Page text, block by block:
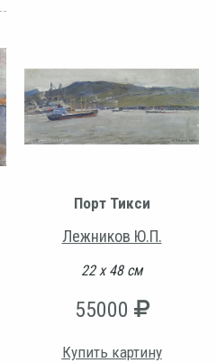
Порт Тикси
Лежников Ю.П.
22 х 48 см
55000
Купить картину